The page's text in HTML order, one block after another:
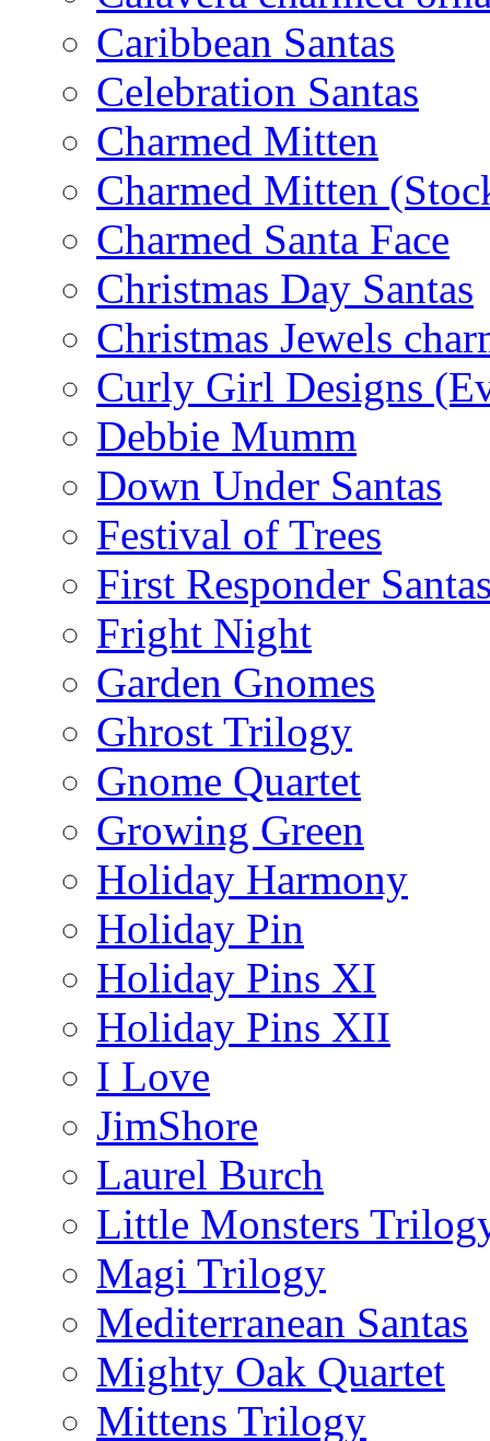
Caribbean Santas
Celebration Santas
Charmed Mitten
Charmed Mitten
Charmed Santa Face
Christmas Day Santas
Christmas Jewels
Curly Girl Designs
Debbie Mumm
Down Under Santas
Festival of Trees
First Responder
Fright Night
Garden Gnomes
Ghrost Trilogy
Gnome Quartet
Growing Green
Holiday Harmony
Holiday Pin
Holiday Pins XI
Holiday Pins XII
I Love
JimShore
Laurel Burch
Little Monsters
Magi Trilogy
Mediterranean Santas
Mighty Oak Quartet
Mittens Trilogy